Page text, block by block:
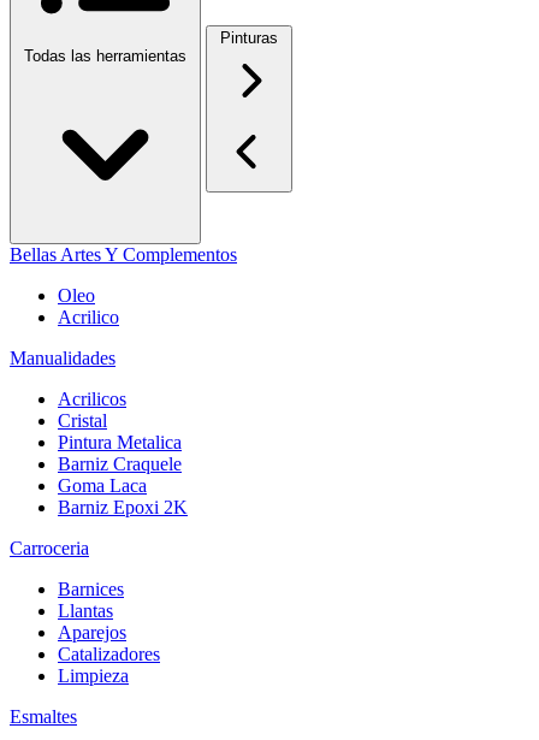
Todas las herramientas
Pinturas
Bellas Artes Y Complementos
Oleo
Acrilico
Manualidades
Acrilicos
Cristal
Pintura Metalica
Barniz Craquele
Goma Laca
Barniz Epoxi 2K
Carroceria
Barnices
Llantas
Aparejos
Catalizadores
Limpieza
Esmaltes